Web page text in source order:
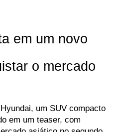
em um novo
o mercado
um SUV compacto
em um teaser, com